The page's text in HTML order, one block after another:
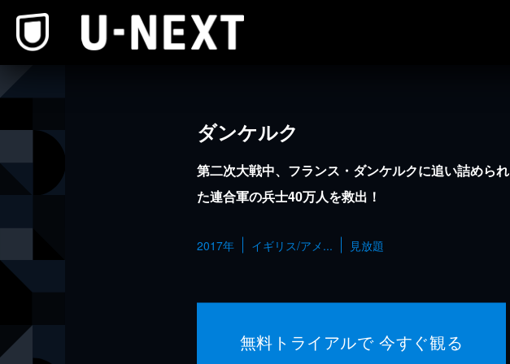
ダンケルク
第二次大戦中、フランス・ダンケルクに追い詰められ
た連合軍の兵士40万人を救出！
2017年 イギリス/アメ... 見放題
無料トライアルで 今すぐ観る